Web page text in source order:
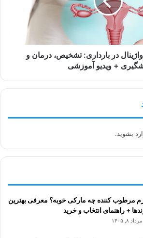
در بارداری: تشخیص، درمان و
+ ویدیو آموزشی
بشوید.
مرطوب کننده چه مارکی خوبه؟ معرفی بهترین
+ راهنمای انتخاب و خرید
مرداد ۸, ۱۴۰۵